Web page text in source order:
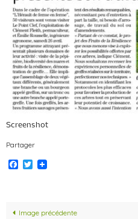
Screenshot
Partager
Facebook
Twitter
Image précédente